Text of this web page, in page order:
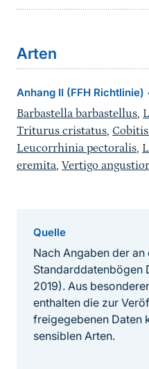
Arten
Anhang II (FFH Richtlinie)
Barbastella barbastellus,
Triturus cristatus,
Leucorrhinia pectoralis,
eremita, Vertigo angustior
Quelle
Nach Angaben der
Standarddatenbögen
2019). Aus
enthalten die zur
freigegebenen Daten
sensiblen Arten.